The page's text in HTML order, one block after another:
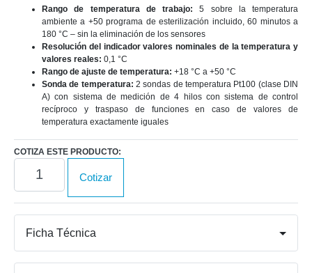
Rango de temperatura de trabajo: 5 sobre la temperatura
ambiente a +50 programa de esterilización incluido, 60 minutos a
180 °C – sin la eliminación de los sensores
Resolución del indicador valores nominales de la temperatura y
valores reales: 0,1 °C
Rango de ajuste de temperatura: +18 °C a +50 °C
Sonda de temperatura: 2 sondas de temperatura Pt100 (clase DIN
A) con sistema de medición de 4 hilos con sistema de control
recíproco y traspaso de funciones en caso de valores de
temperatura exactamente iguales
COTIZA ESTE PRODUCTO:
CO2
cantidad
Cotizar
Ficha Técnica